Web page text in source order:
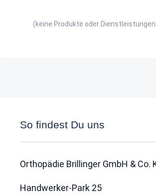
(keine Produkte oder
So findest Du uns
Orthopädie Brillinger GmbH & Co.
Handwerker-Park 25